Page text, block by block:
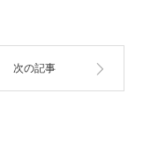
次の記事